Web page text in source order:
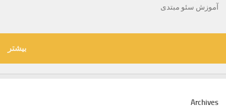
آموزش سئو مبتدی
بیشتر
Archives